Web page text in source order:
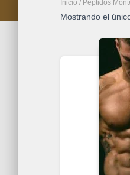
Inicio / Péptidos
Mostrando el